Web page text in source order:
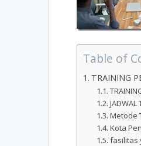
Table of
TRAINING
JADWAL
Metode
Kota
fasilitas